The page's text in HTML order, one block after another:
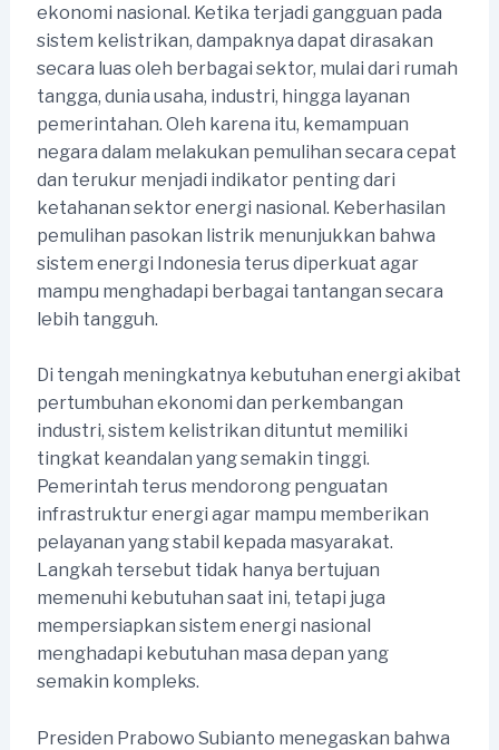
ekonomi nasional. Ketika terjadi gangguan pada
sistem kelistrikan, dampaknya dapat dirasakan
secara luas oleh berbagai sektor, mulai dari rumah
tangga, dunia usaha, industri, hingga layanan
pemerintahan. Oleh karena itu, kemampuan
negara dalam melakukan pemulihan secara cepat
dan terukur menjadi indikator penting dari
ketahanan sektor energi nasional. Keberhasilan
pemulihan pasokan listrik menunjukkan bahwa
sistem energi Indonesia terus diperkuat agar
mampu menghadapi berbagai tantangan secara
lebih tangguh.
Di tengah meningkatnya kebutuhan energi akibat
pertumbuhan ekonomi dan perkembangan
industri, sistem kelistrikan dituntut memiliki
tingkat keandalan yang semakin tinggi.
Pemerintah terus mendorong penguatan
infrastruktur energi agar mampu memberikan
pelayanan yang stabil kepada masyarakat.
Langkah tersebut tidak hanya bertujuan
memenuhi kebutuhan saat ini, tetapi juga
mempersiapkan sistem energi nasional
menghadapi kebutuhan masa depan yang
semakin kompleks.
Presiden Prabowo Subianto menegaskan bahwa